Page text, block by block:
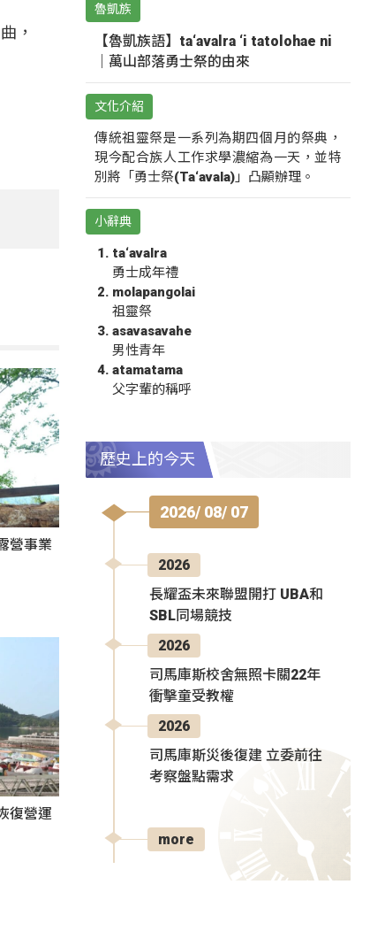
，
營事業
復營運
魯凱族
【魯凱族語】ta‘avalra ‘i tatolohae ni
｜萬山部落勇士祭的由來
文化介紹
傳統祖靈祭是一系列為期四個月的祭典，
現今配合族人工作求學濃縮為一天，並特
別將「勇士祭(Ta‘avala)」凸顯辦理。
小辭典
ta‘avalra
勇士成年禮
molapangolai
祖靈祭
asavasavahe
男性青年
atamatama
父字輩的稱呼
歷史上的今天
2026/ 08/ 07
2026
長耀盃未來聯盟開打 UBA和
SBL同場競技
2026
司馬庫斯校舍無照卡關22年
衝擊童受教權
2026
司馬庫斯災後復建 立委前往
考察盤點需求
more